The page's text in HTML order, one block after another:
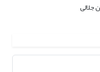
جلالی